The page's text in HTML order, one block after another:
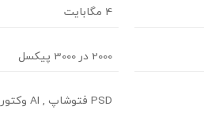
4 مگابایت
2000 در 3000 پیکسل
PSD فتوشاپ , AI وکتور